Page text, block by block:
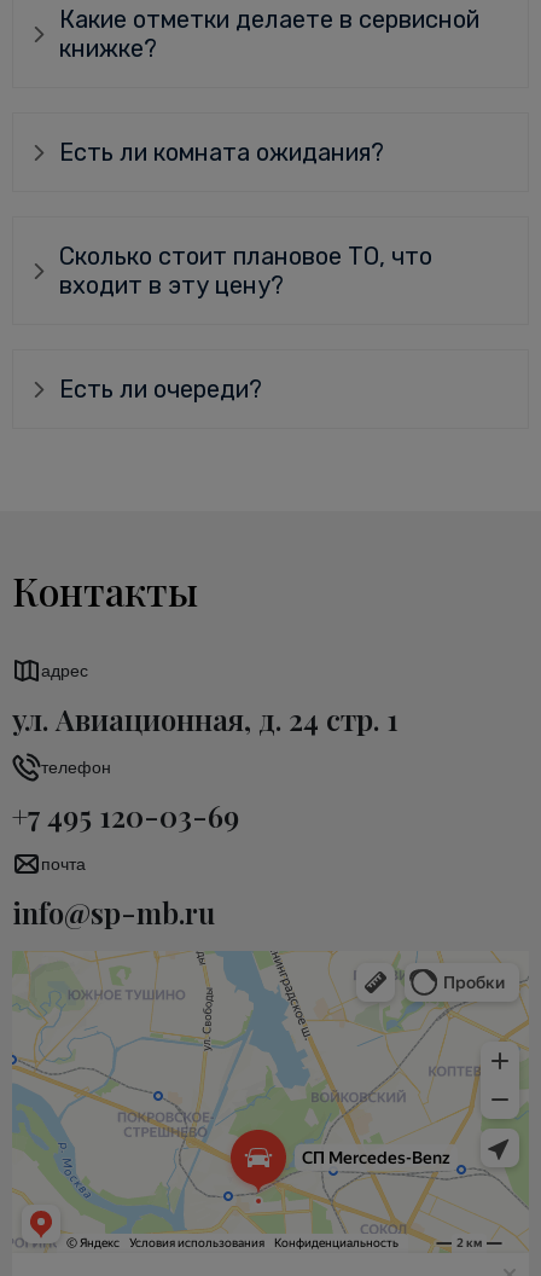
Какие отметки делаете в сервисной
книжке?
Есть ли комната ожидания?
Сколько стоит плановое ТО, что
входит в эту цену?
Есть ли очереди?
Контакты
адрес
ул. Авиационная, д. 24 стр. 1
телефон
+7 495 120-03-69
почта
info@sp-mb.ru